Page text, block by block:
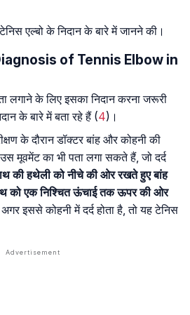
एल्बो के निदान के बारे में जानने की।
Diagnosis of Tennis Elbow in
लगाने के लिए इसका निदान करना जरूरी
के बारे में बता रहे हैं (4)।
के दौरान डॉक्टर बांह और कोहनी की
मूवमेंट का भी पता लगा सकते हैं, जो दर्द
की हथेली को नीचे की ओर रखते हुए बांह
को एक निश्चित ऊंचाई तक ऊपर की ओर
अगर इससे कोहनी में दर्द होता है, तो यह टेनिस